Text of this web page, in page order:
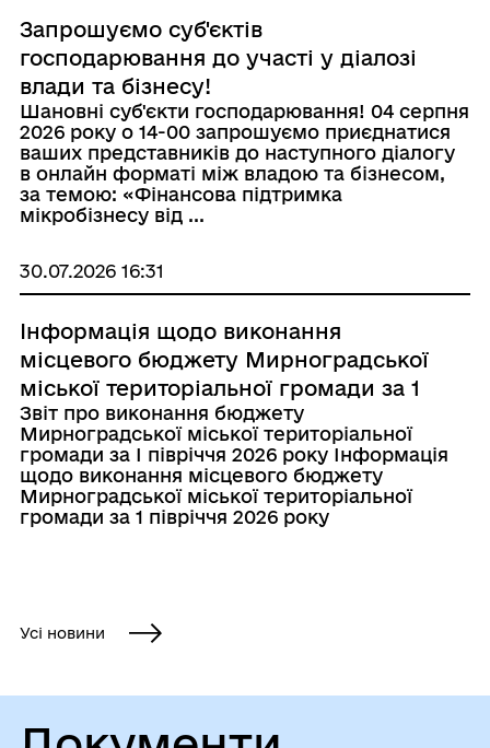
Запрошуємо суб'єктiв
господарювання до участі у діалозі
влади та бізнесу!
Шановні суб'єкти господарювання! 04 серпня
2026 року о 14-00 запрошуємо приєднатися
ваших представників до наступного діалогу
в онлайн форматі між владою та бізнесом,
за темою: «Фінансова підтримка
мікробізнесу від ...
30.07.2026 16:31
Інформація щодо виконання
місцевого бюджету Мирноградської
міської територіальної громади за 1
півріччя 2026 року
Звіт про виконання бюджету
Мирноградської міської територіальної
громади за І півріччя 2026 року Інформація
щодо виконання місцевого бюджету
Мирноградської міської територіальної
громади за 1 півріччя 2026 року
Усі новини